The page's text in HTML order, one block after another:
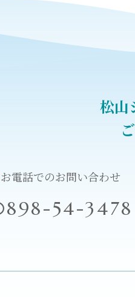
松山
お電話でのお問い合わせ
54-3478